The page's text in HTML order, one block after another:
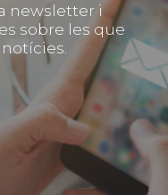
newsletter i
sobre les que